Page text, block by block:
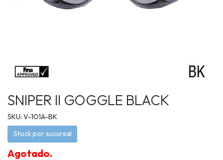
SNIPER II GOGGLE BLACK
SKU: V-101A-BK
Stock por sucursal
Agotado.